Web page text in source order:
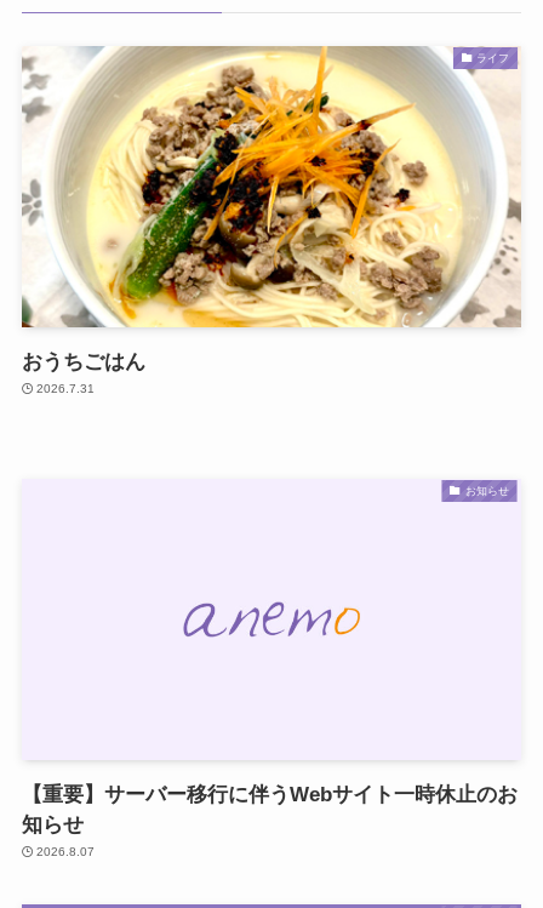
ライフ
おうちごはん
2026.7.31
お知らせ
【重要】サーバー移行に伴うWebサイト一時休止のお
知らせ
2026.8.07